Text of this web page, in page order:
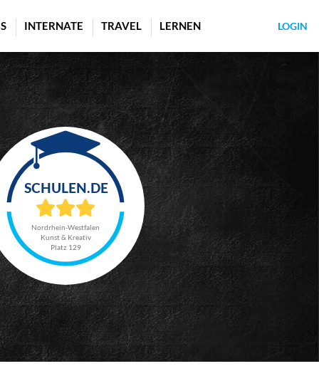
INTERNATE TRAVEL LERNEN LOGIN
Nordrhein-Westfalen
Kunst & Kreativ
Platz 129